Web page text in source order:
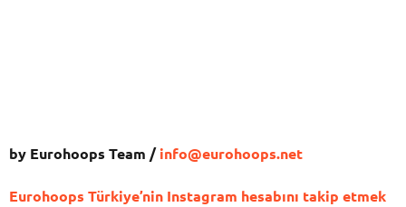
by Eurohoops Team /info@eurohoops.net
Eurohoops Türkiye’nin Instagram hesabını takip etmek